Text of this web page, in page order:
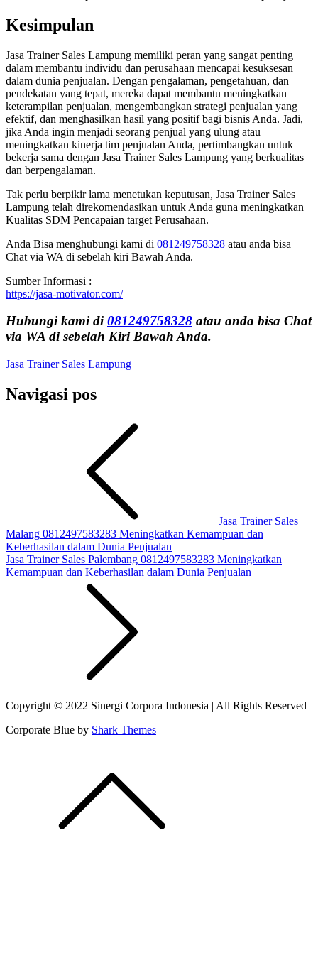
Kesimpulan
Jasa Trainer Sales Lampung memiliki peran yang sangat penting
dalam membantu individu dan perusahaan mencapai kesuksesan
dalam dunia penjualan. Dengan pengalaman, pengetahuan, dan
pendekatan yang tepat, mereka dapat membantu meningkatkan
keterampilan penjualan, mengembangkan strategi penjualan yang
efektif, dan menghasilkan hasil yang positif bagi bisnis Anda. Jadi,
jika Anda ingin menjadi seorang penjual yang ulung atau
meningkatkan kinerja tim penjualan Anda, pertimbangkan untuk
bekerja sama dengan Jasa Trainer Sales Lampung yang berkualitas
dan berpengalaman.
Tak perlu berpikir lama menetukan keputusan, Jasa Trainer Sales
Lampung telah direkomendasikan untuk Anda guna meningkatkan
Kualitas SDM Pencapaian target Perusahaan.
Anda Bisa menghubungi kami di 081249758328 atau anda bisa
Chat via WA di sebelah kiri Bawah Anda.
Sumber Informasi :
https://jasa-motivator.com/
Hubungi kami di081249758328 atau anda bisa Chat
via WA di sebelah Kiri Bawah Anda.
Jasa Trainer Sales Lampung
Navigasi pos
Jasa Trainer Sales
Malang 0812497583283 Meningkatkan Kemampuan dan
Keberhasilan dalam Dunia Penjualan
Jasa Trainer Sales Palembang 0812497583283 Meningkatkan
Kemampuan dan Keberhasilan dalam Dunia Penjualan
Copyright © 2022 Sinergi Corpora Indonesia | All Rights Reserved
Corporate Blue by Shark Themes